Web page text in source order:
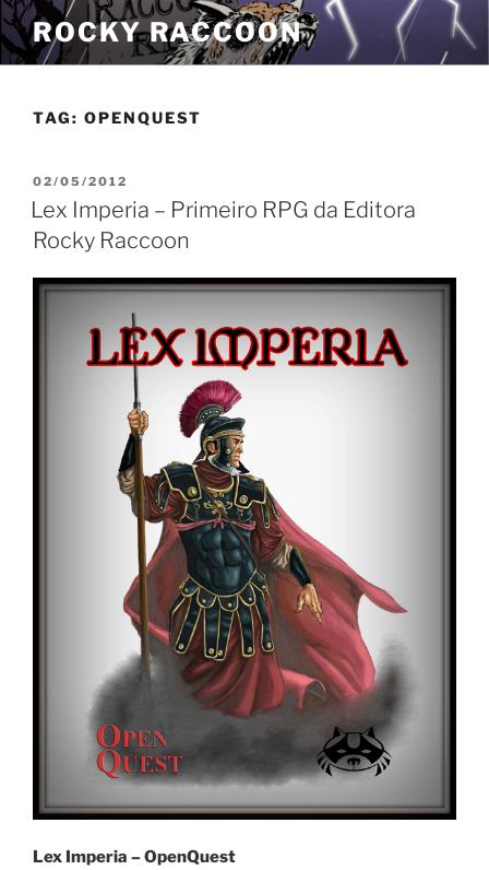
Pular
para
o
ROCKY RACCOON
TAG: OPENQUEST
PUBLICADO
EM
02/05/2012
Lex Imperia – Primeiro RPG da Editora
Rocky Raccoon
Lex Imperia – OpenQuest